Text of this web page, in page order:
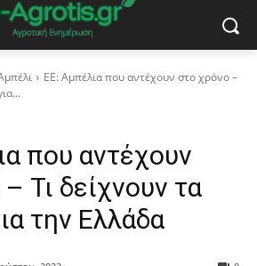
ΕΕ: Αμπέλια που αντέχουν στο χρόνο –
που αντέχουν
Τι δείχνουν τα
την Ελλάδα